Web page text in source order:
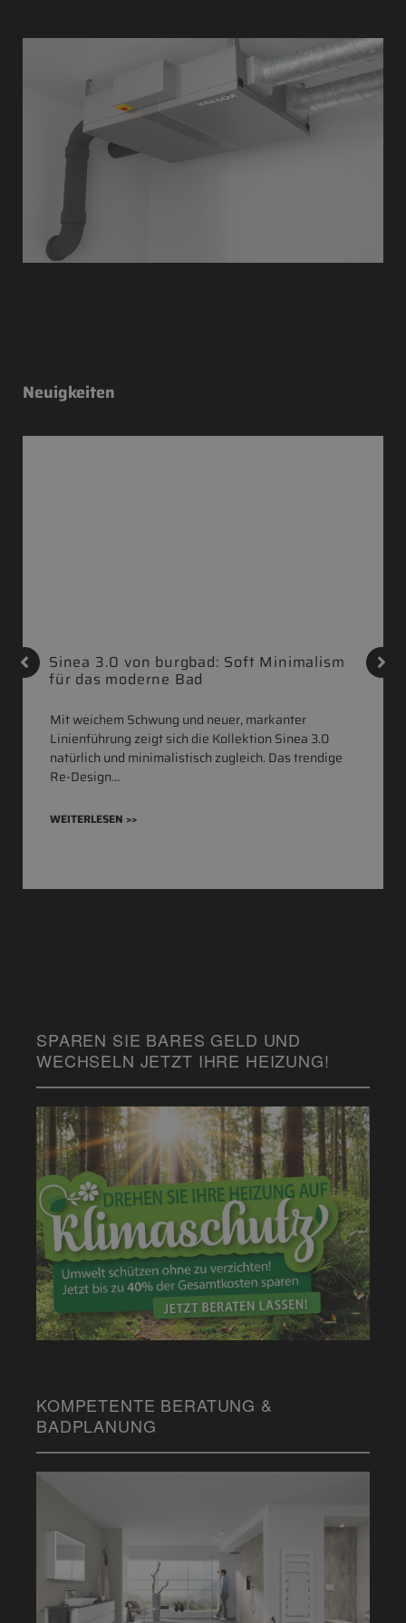
Neuigkeiten
Sinea 3.0 von burgbad: Soft Minimalism
für das moderne Bad
Mit weichem Schwung und neuer, markanter
Linienführung zeigt sich die Kollektion Sinea 3.0
natürlich und minimalistisch zugleich. Das trendige
Re-Design…
WEITERLESEN >>
SPAREN SIE BARES GELD UND
WECHSELN JETZT IHRE HEIZUNG!
KOMPETENTE BERATUNG &
BADPLANUNG